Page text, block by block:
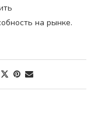
на рынке.